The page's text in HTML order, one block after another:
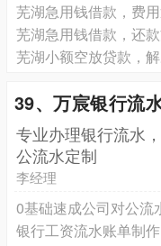
芜湖急用钱借款，费
芜湖急用钱借款，还
芜湖小额空放贷款，
39、万宸银行流
专业办理银行流水
公流水定制
李经理
0基础速成公司对公流
银行工资流水账单制